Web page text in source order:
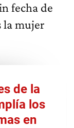
fecha de
la mujer
de la
los
en